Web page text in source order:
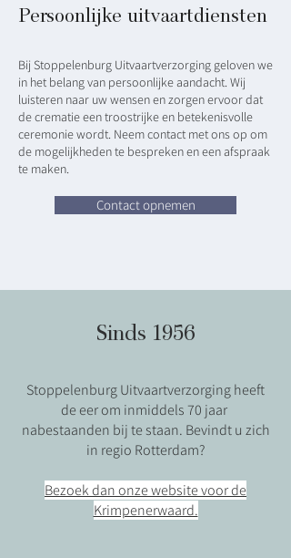
Persoonlijke uitvaartdiensten
Bij Stoppelenburg Uitvaartverzorging geloven we
in het belang van persoonlijke aandacht. Wij
luisteren naar uw wensen en zorgen ervoor dat
de crematie een troostrijke en betekenisvolle
ceremonie wordt. Neem contact met ons op om
de mogelijkheden te bespreken en een afspraak
te maken.
Contact opnemen
Sinds 1956
Stoppelenburg Uitvaartverzorging heeft
de eer om inmiddels 70 jaar
nabestaanden bij te staan. Bevindt u zich
in regio Rotterdam?
Bezoek dan onze website voor de
Krimpenerwaard.